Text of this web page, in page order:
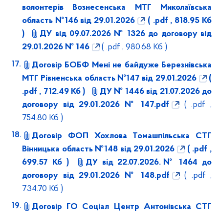
волонтерів Вознесенська МТГ Миколаївська
область №146 від 29.01.2026
( .pdf , 818.95 Кб
)
ДУ від 09.07.2026 № 1326 до договору від
29.01.2026 № 146
( .pdf , 980.68 Кб )
Договір БОБФ Мені не байдуже Березнівська
МТГ Рівненська область №147 від 29.01.2026
(
.pdf , 712.49 Кб )
ДУ № 1446 від 21.07.2026 до
договору від 29.01.2026 № 147.pdf
( .pdf ,
754.80 Кб )
Договір ФОП Хохлова Томашпільська СТГ
Вінницька область №148 від 29.01.2026
( .pdf ,
699.57 Кб )
ДУ від 22.07.2026.№ 1464 до
договору від 29.01.2026 № 148.pdf
( .pdf ,
734.70 Кб )
Договір ГО Соціал Центр Антонівська СТГ